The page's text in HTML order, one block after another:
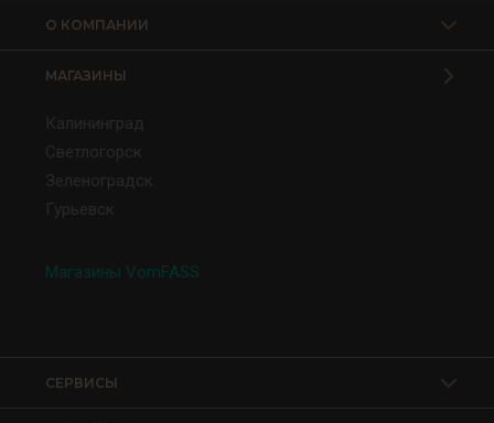
О КОМПАНИИ
МАГАЗИНЫ
Калининград
Светлогорск
Зеленоградск
Гурьевск
Магазины VomFASS
СЕРВИСЫ